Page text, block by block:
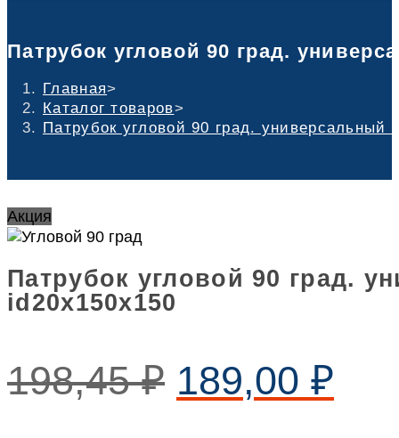
Патрубок угловой 90 град.
Главная>
Каталог товаров>
Патрубок угловой 90 град. универсальный
Акция
Патрубок угловой 90 град.
id20х150х150
198,45₽ 189,00 ₽